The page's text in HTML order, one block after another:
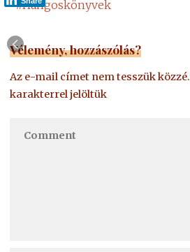
#Hangoskönyvek
Vélemény, hozzászólás?
Az e-mail címet nem tesszük közzé.
karakterrel jelöltük